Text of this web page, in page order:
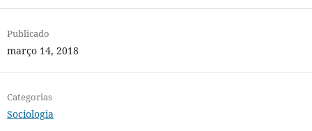
Publicado
março 14, 2018
Categorias
Sociologia